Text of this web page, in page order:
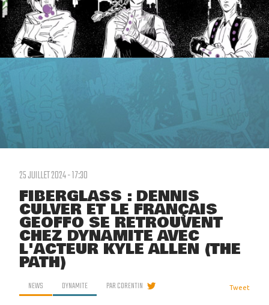
25 JUILLET 2024 - 17:30
FIBERGLASS : DENNIS
CULVER ET LE FRANÇAIS
GEOFFO SE RETROUVENT
CHEZ DYNAMITE AVEC
L'ACTEUR KYLE ALLEN (THE
PATH)
NEWS DYNAMITE PARCORENTIN Tweet